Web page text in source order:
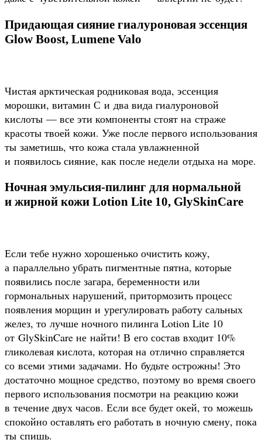
Придающая сияние гиалуроновая эссенция
Glow Boost, Lumene Valo
Чистая арктическая родниковая вода, эссенция
морошки, витамин С и два вида гиалуроновой
кислоты — все эти компоненты стоят на страже
красоты твоей кожи. Уже после первого использования
ты заметишь, что кожа стала увлажненной
и появилось сияние, как после недели отдыха на море.
Ночная эмульсия-пилинг для нормальной
и жирной кожи Lotion Lite 10, GlySkinCare
Если тебе нужно хорошенько очистить кожу,
а параллельно убрать пигментные пятна, которые
появились после загара, беременности или
гормональных нарушений, притормозить процесс
появления морщин и урегулировать работу сальных
желез, то лучше ночного пилинга Lotion Lite 10
от GlySkinCare не найти! В его состав входит 10%
гликолевая кислота, которая на отлично справляется
со всеми этими задачами. Но будьте острожны! Это
достаточно мощное средство, поэтому во время своего
первого использования посмотри на реакцию кожи
в течение двух часов. Если все будет окей, то можешь
спокойно оставлять его работать в ночную смену, пока
ты спишь.